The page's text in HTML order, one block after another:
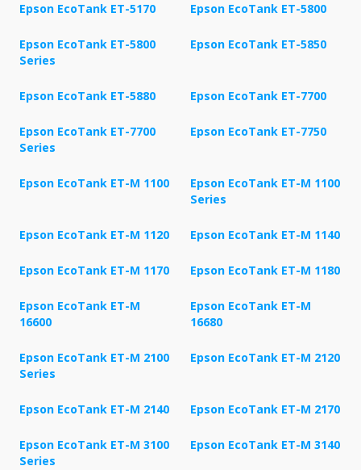
Epson EcoTank ET-5170 Epson EcoTank ET-5800
Epson EcoTank ET-5800
Series
Epson EcoTank ET-5850
Epson EcoTank ET-5880 Epson EcoTank ET-7700
Epson EcoTank ET-7700
Series
Epson EcoTank ET-7750
Epson EcoTank ET-M 1100
Epson EcoTank ET-M 1100
Series
Epson EcoTank ET-M 1120 Epson EcoTank ET-M 1140
Epson EcoTank ET-M 1170 Epson EcoTank ET-M 1180
Epson EcoTank ET-M
16600
Epson EcoTank ET-M
16680
Epson EcoTank ET-M 2100
Series
Epson EcoTank ET-M 2120
Epson EcoTank ET-M 2140 Epson EcoTank ET-M 2170
Epson EcoTank ET-M 3100
Series
Epson EcoTank ET-M 3140